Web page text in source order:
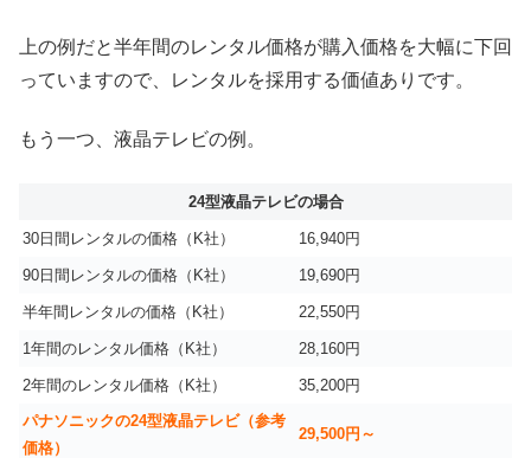
上の例だと半年間のレンタル価格が購入価格を大幅に下回
っていますので、レンタルを採用する価値ありです。
もう一つ、液晶テレビの例。
24型液晶テレビの場合
30日間レンタルの価格（K社） 16,940円
90日間レンタルの価格（K社） 19,690円
半年間レンタルの価格（K社） 22,550円
1年間のレンタル価格（K社） 28,160円
2年間のレンタル価格（K社）
35,200円
パナソニックの24型液晶テレビ（参考
価格）
29,500円～